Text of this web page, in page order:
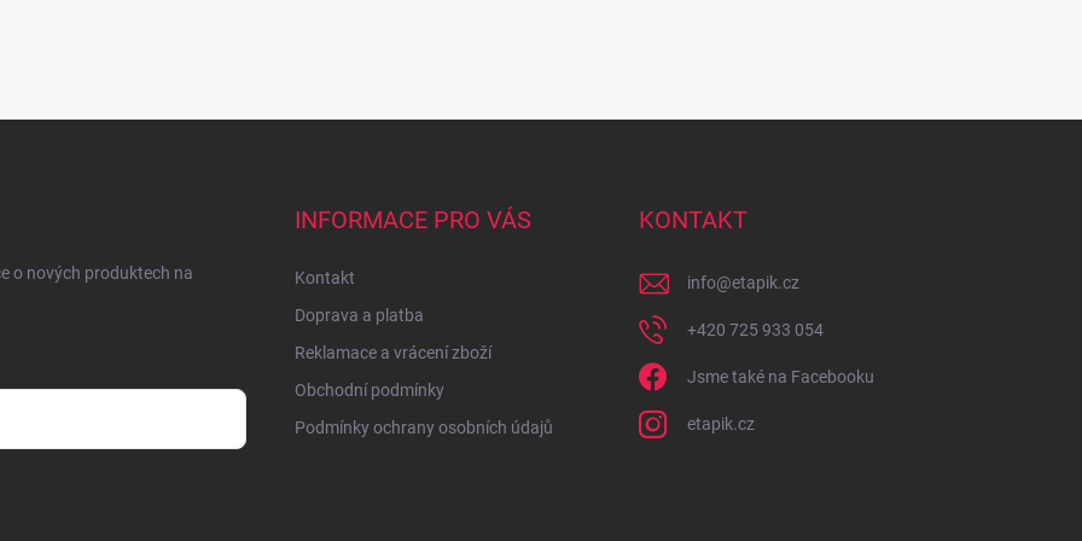
o nových produktech na
INFORMACE PRO VÁS
Kontakt
Doprava a platba
Reklamace a vrácení zboží
Obchodní podmínky
Podmínky ochrany osobních údajů
KONTAKT
info@etapik.cz
+420 725 933 054
Jsme také na Facebooku
etapik.cz